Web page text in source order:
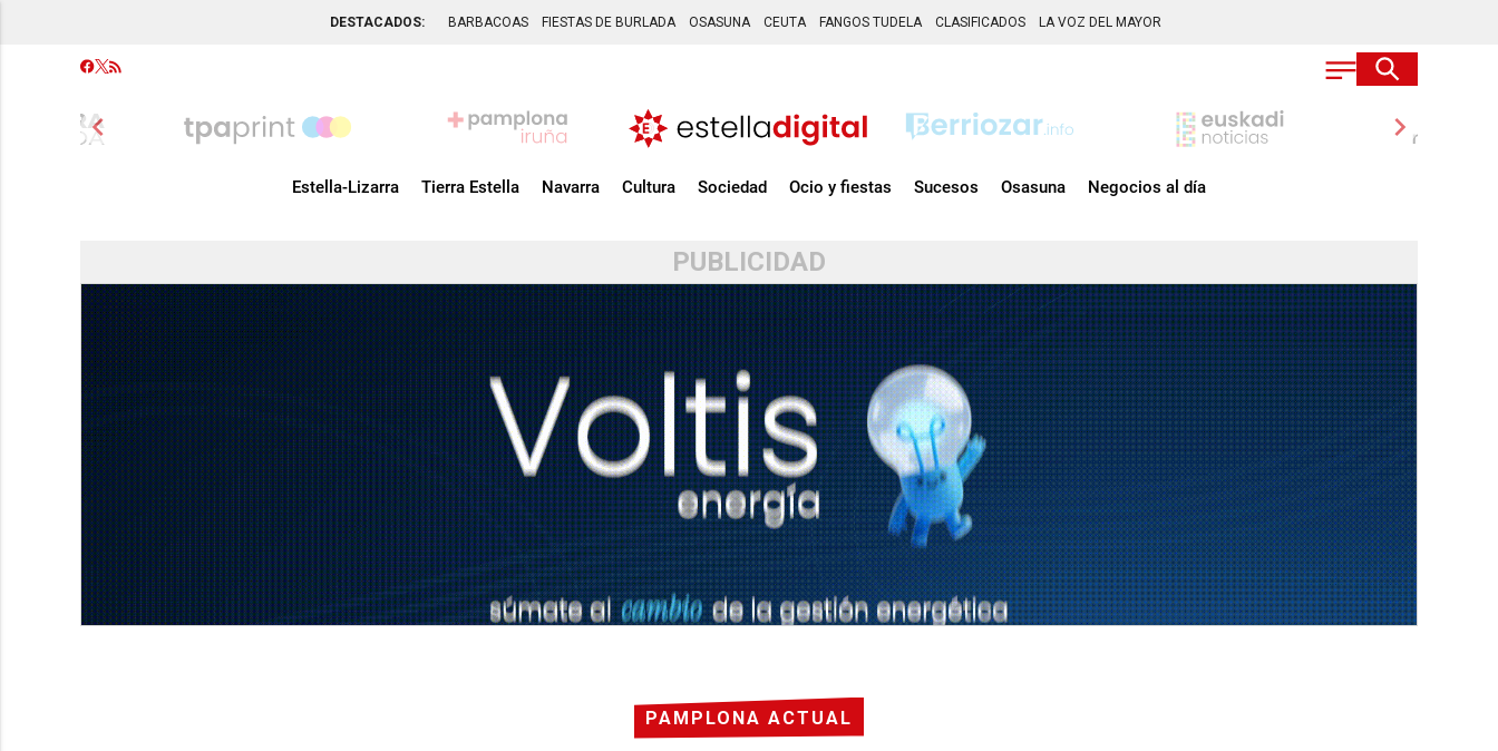
DESTACADOS: BARBACOAS FIESTAS DE BURLADA OSASUNA CEUTA FANGOS TUDELA CLASIFICADOS LA VOZ DEL MAYOR
chevron_left chevron_right
Estella-Lizarra Tierra Estella Navarra Cultura Sociedad Ocio y fiestas Sucesos Osasuna Negocios al día
PUBLICIDAD
PAMPLONA ACTUAL